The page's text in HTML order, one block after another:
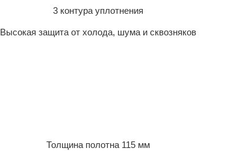
3 контура уплотнения
Высокая защита от холода, шума и сквозняков
Толщина полотна 115 мм